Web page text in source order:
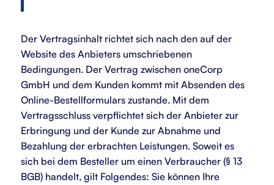
Der Vertragsinhalt richtet sich nach den auf der
Website des Anbieters umschriebenen
Bedingungen. Der Vertrag zwischen oneCorp
GmbH und dem Kunden kommt mit Absenden des
Online-Bestellformulars zustande. Mit dem
Vertragsschluss verpflichtet sich der Anbieter zur
Erbringung und der Kunde zur Abnahme und
Bezahlung der erbrachten Leistungen. Soweit es
sich bei dem Besteller um einen Verbraucher (§ 13
BGB) handelt, gilt Folgendes: Sie können Ihre